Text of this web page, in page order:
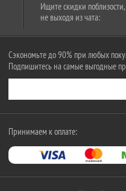
Ищите скидки поблизости,
не выходя из чата:
Сэкономьте до 90% при любых
Подпишитесь на самые выгодные
Принимаем к оплате: